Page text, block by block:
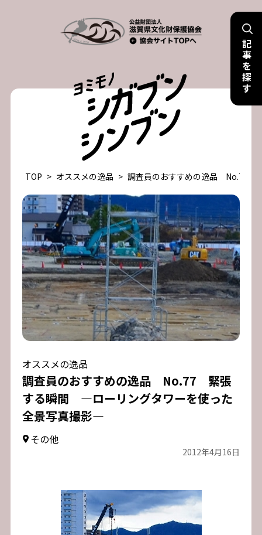
記
事
を
探
す
TOP > オススメの逸品 > 調査員のおすすめの逸品 No.77
オススメの逸品
調査員のおすすめの逸品 No.77 緊張
する瞬間 ―ローリングタワーを使った
全景写真撮影―
その他
2012年4月16日